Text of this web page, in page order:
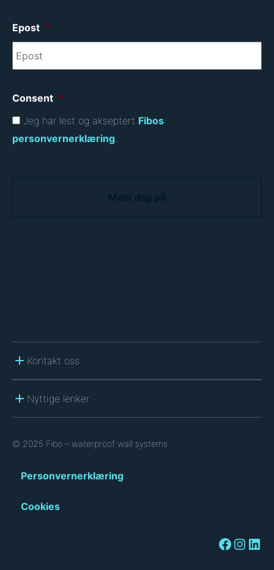
Epost *
Consent *
Jeg har lest og akseptert Fibos
personvernerklæring
Kontakt oss
Nyttige lenker
© 2025 Fibo – waterproof wall systems
Personvernerklæring
Cookies
Facebook Instagram LinkedIn